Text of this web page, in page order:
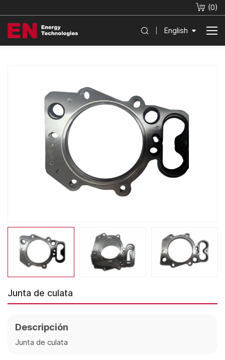
(0)
English
Junta de culata
Descripción
Junta de culata